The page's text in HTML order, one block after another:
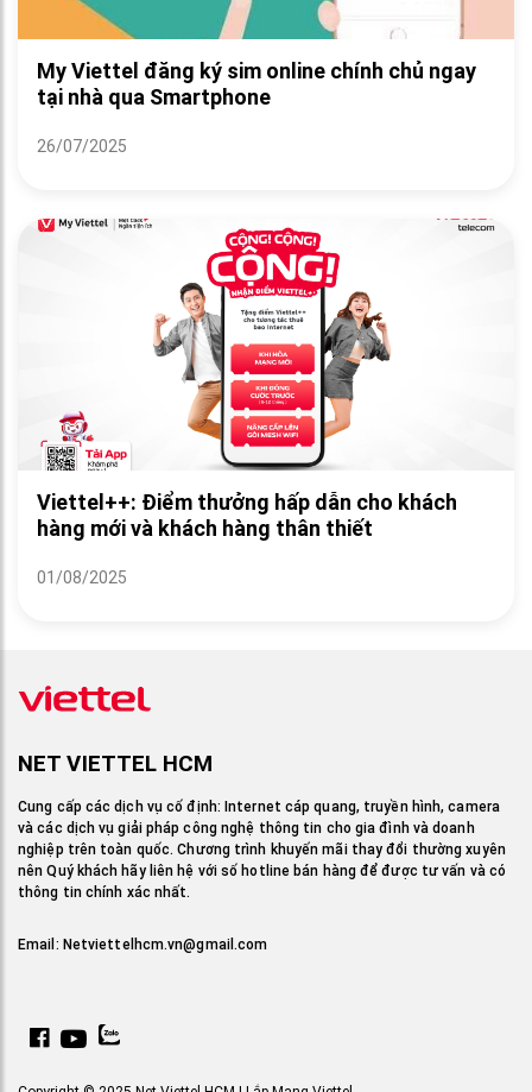
My Viettel đăng ký sim online chính chủ ngay
tại nhà qua Smartphone
26/07/2025
Viettel++: Điểm thưởng hấp dẫn cho khách
hàng mới và khách hàng thân thiết
01/08/2025
NET VIETTEL HCM
Cung cấp các dịch vụ cố định: Internet cáp quang, truyền hình, camera
và các dịch vụ giải pháp công nghệ thông tin cho gia đình và doanh
nghiệp trên toàn quốc. Chương trình khuyến mãi thay đổi thường xuyên
nên Quý khách hãy liên hệ với số hotline bán hàng để được tư vấn và có
thông tin chính xác nhất.
Email: Netviettelhcm.vn@gmail.com